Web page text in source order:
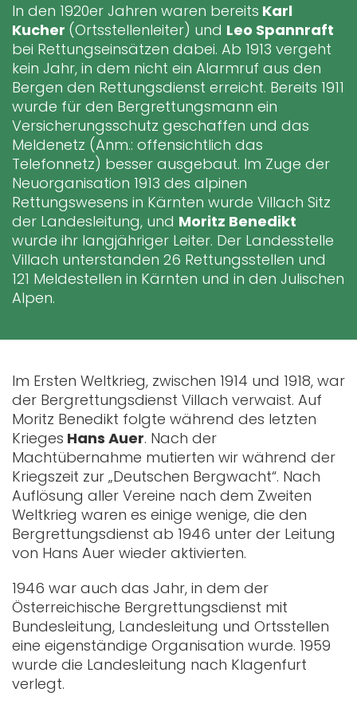
In den 1920er Jahren waren bereits Karl
Kucher (Ortsstellenleiter) und Leo Spannraft
bei Rettungseinsätzen dabei. Ab 1913 vergeht
kein Jahr, in dem nicht ein Alarmruf aus den
Bergen den Rettungsdienst erreicht. Bereits 1911
wurde für den Bergrettungsmann ein
Versicherungsschutz geschaffen und das
Meldenetz (Anm.: offensichtlich das
Telefonnetz) besser ausgebaut. Im Zuge der
Neuorganisation 1913 des alpinen
Rettungswesens in Kärnten wurde Villach Sitz
der Landesleitung, und Moritz Benedikt
wurde ihr langjähriger Leiter. Der Landesstelle
Villach unterstanden 26 Rettungsstellen und
121 Meldestellen in Kärnten und in den Julischen
Alpen.
Im Ersten Weltkrieg, zwischen 1914 und 1918, war
der Bergrettungsdienst Villach verwaist. Auf
Moritz Benedikt folgte während des letzten
Krieges Hans Auer. Nach der
Machtübernahme mutierten wir während der
Kriegszeit zur „Deutschen Bergwacht“. Nach
Auflösung aller Vereine nach dem Zweiten
Weltkrieg waren es einige wenige, die den
Bergrettungsdienst ab 1946 unter der Leitung
von Hans Auer wieder aktivierten.
1946 war auch das Jahr, in dem der
Österreichische Bergrettungsdienst mit
Bundesleitung, Landesleitung und Ortsstellen
eine eigenständige Organisation wurde. 1959
wurde die Landesleitung nach Klagenfurt
verlegt.